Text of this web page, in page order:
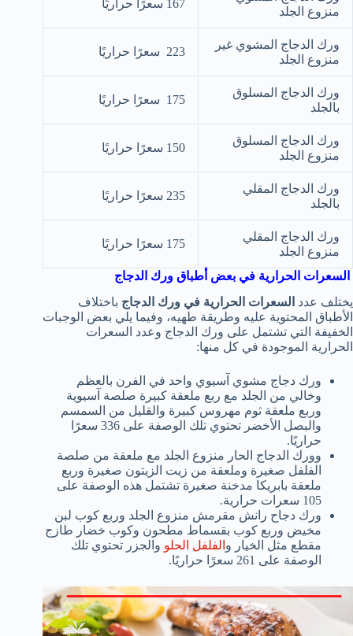
منزوع الجلد
167 سعرًا حراريًا
ورك الدجاج المشوي غير
منزوع الجلد
223 سعرًا حراريًا
ورك الدجاج المسلوق
بالجلد
175 سعرًا حراريًا
ورك الدجاج المسلوق
منزوع الجلد
150 سعرًا حراريًا
ورك الدجاج المقلي
بالجلد
235 سعرًا حراريًا
ورك الدجاج المقلي
منزوع الجلد
175 سعرًا حراريًا
السعرات الحرارية في بعض أطباق ورك الدجاج
يختلف عدد السعرات الحرارية في ورك الدجاج باختلاف
الأطباق المحتوية عليه وطريقة طهيه، وفيما يلي بعض الوجبات
الخفيفة التي تشتمل على ورك الدجاج وعدد السعرات
الحرارية الموجودة في كل منها:
ورك دجاج مشوي آسيوي واحد في الفرن بالعظم
وخالي من الجلد مع ربع ملعقة كبيرة صلصة آسيوية
وربع ملعقة ثوم مهروس كبيرة والقليل من السمسم
والبصل الأخضر تحتوي تلك الوصفة على 336 سعرًا
حراريًا.
وورك الدجاج الحار منزوع الجلد مع ملعقة من صلصة
الفلفل صغيرة وملعقة من زيت الزيتون صغيرة وربع
ملعقة بابريكا مدخنة صغيرة تشتمل هذه الوصفة على
105 سعرات حرارية.
ورك دجاح رانش مقرمش منزوع الجلد وربع كوب لبن
مخيض وربع كوب بقسماط مطحون وكوب خضار طازج
مقطع مثل الخيار و الفلفل الحلو والجزر تحتوي تلك
الوصفة على 261 سعرًا حراريًا.